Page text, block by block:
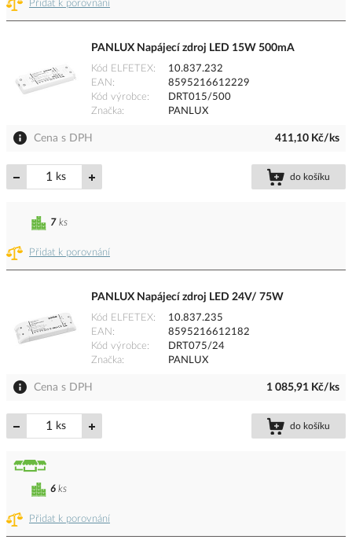
Přidat k porovnání
PANLUX Napájecí zdroj LED 15W 500mA
Kód ELFETEX
10.837.232
EAN
8595216612229
Kód výrobce
DRT015/500
Značka
PANLUX
Cena s DPH 411,10 Kč/ks
ks do košíku
Přidat k porovnání
7 ks
PANLUX Napájecí zdroj LED 24V/ 75W
Kód ELFETEX
10.837.235
EAN
8595216612182
Kód výrobce
DRT075/24
Značka
PANLUX
Cena s DPH 1 085,91 Kč/ks
ks do košíku
Přidat k porovnání
6 ks